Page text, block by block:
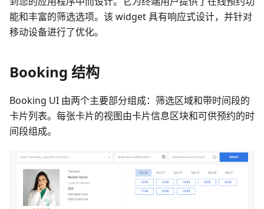
能和丰富的筛选选项。该 widget 具有响应式设计，并针对
移动设备进行了优化。
Booking 结构
Booking UI 由两个主要部分组成：筛选区域和带时间段的
卡片列表。每张卡片的视图由卡片信息区块和可供预约的时
间段组成。